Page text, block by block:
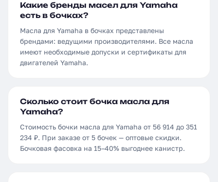
Какие бренды масел для Yamaha
есть в бочках?
Масла для Yamaha в бочках представлены
брендами: ведущими производителями. Все масла
имеют необходимые допуски и сертификаты для
двигателей Yamaha.
Сколько стоит бочка масла для
Yamaha?
Стоимость бочки масла для Yamaha от 56 914 до 351
234 ₽. При заказе от 5 бочек — оптовые скидки.
Бочковая фасовка на 15–40% выгоднее канистр.